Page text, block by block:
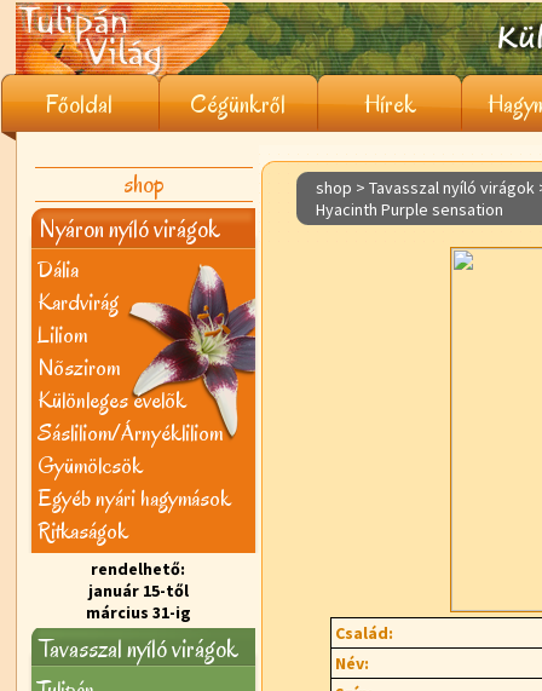
Főoldal Cégünkről Hírek
shop
Nyáron nyíló virágok
Dália
Kardvirág
Liliom
Nõszirom
Különleges évelõk
Sásliliom/Árnyékliliom
Gyümölcsök
Egyéb nyári hagymások
Ritkaságok
rendelhető:
január 15-től
március 31-ig
Tavasszal nyíló virágok
shop > Tavasszal nyíló virágok
Hyacinth Purple sensation
Család:
Név: